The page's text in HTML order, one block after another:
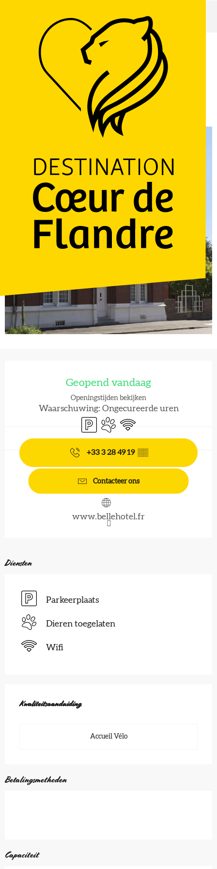
LOGO
Belle Hôtel
19 rue de Lille, 59270 Bailleul
Routebeschrijving
Ajouter aux favoris
Geopend vandaag
Openingstijden bekijken
Waarschuwing: Ongecureerde uren
Parkeerplaats
Dieren toegelaten
Wifi
+33 3 28 49 19 ▒▒
Contacteer ons
www.bellehotel.fr
Diensten
Parkeerplaats
Dieren toegelaten
Wifi
Kwaliteitsaanduiding
Kwaliteitsaanduiding
Accueil Vélo
Betalingsmethoden
Capaciteit